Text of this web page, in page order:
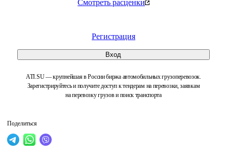
Смотреть расценки
Регистрация
Вход
ATI.SU — крупнейшая в России биржа автомобильных грузоперевозок.
Зарегистрируйтесь и получите доступ к тендерам на перевозки, заявкам
на перевозку грузов и поиск транспорта
Поделиться